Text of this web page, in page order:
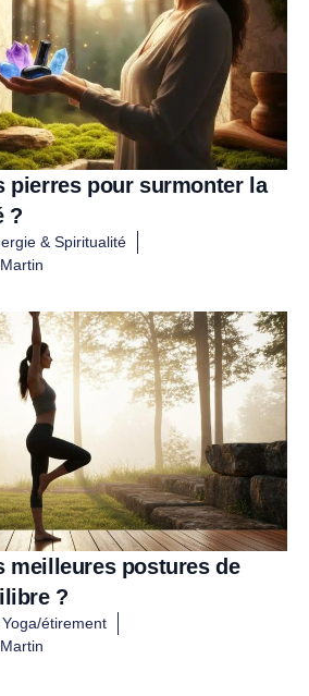
pierres pour surmonter la
?
& Spiritualité
meilleures postures de
?
Yoga/étirement